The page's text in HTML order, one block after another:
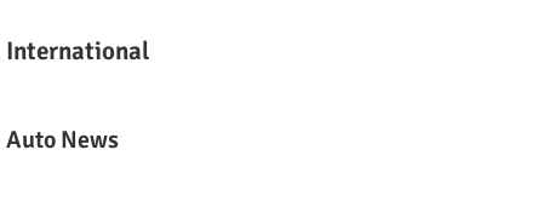
International
Auto News